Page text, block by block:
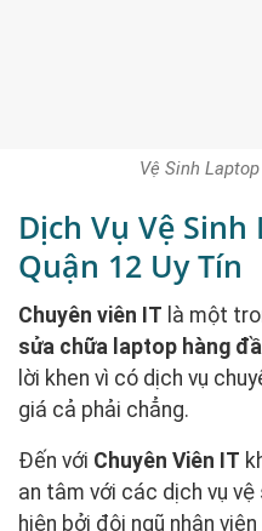
Vệ Sinh
Dịch Vụ Vệ
Quận 12 Uy Tín
Chuyên viên IT là một
sửa chữa laptop hàng
lời khen vì có dịch vụ
giá cả phải chẳng.
Đến với Chuyên Viên IT
an tâm với các dịch vụ
hiện bởi đội ngũ nhân